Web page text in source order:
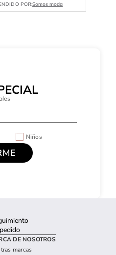
POR:Somos moda
Niños
DE NOSOTROS
marcas